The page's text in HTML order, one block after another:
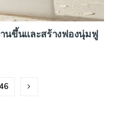
นขึ้นและสร้างฟองนุ่มฟู